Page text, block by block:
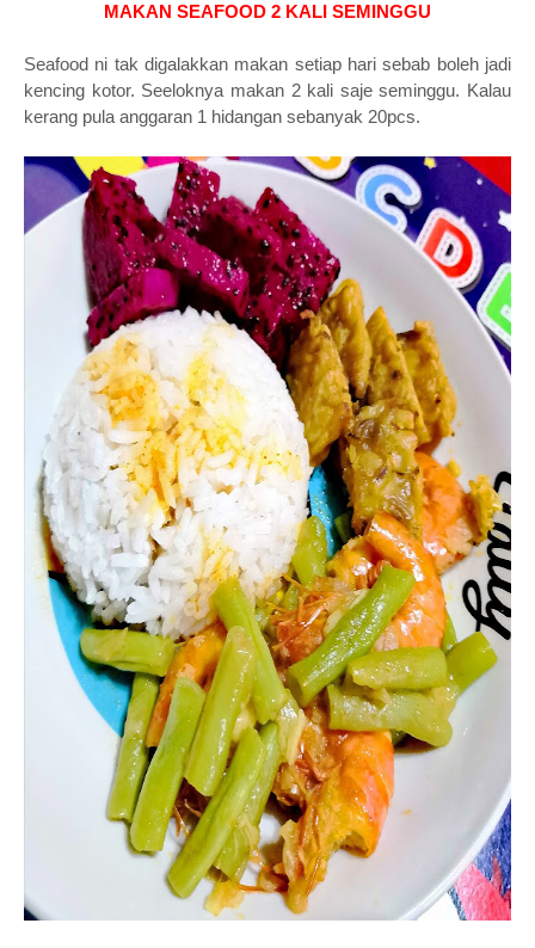
MAKAN SEAFOOD 2 KALI SEMINGGU
Seafood ni tak digalakkan makan setiap hari sebab boleh jadi
kencing kotor. Seeloknya makan 2 kali saje seminggu. Kalau
kerang pula anggaran 1 hidangan sebanyak 20pcs.